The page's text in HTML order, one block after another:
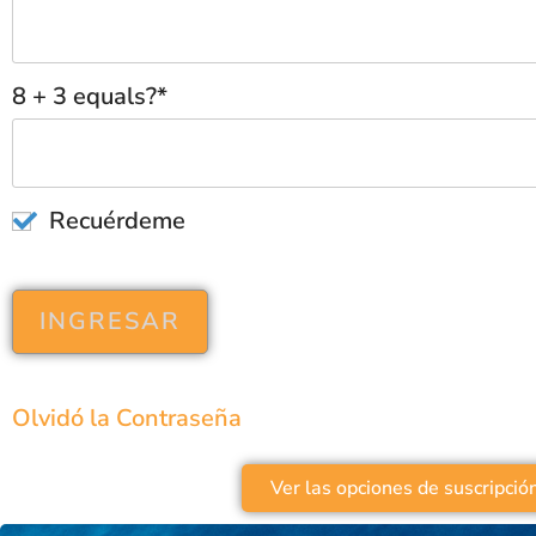
8 + 3 equals?*
Recuérdeme
Olvidó la Contraseña
Ver las opciones de